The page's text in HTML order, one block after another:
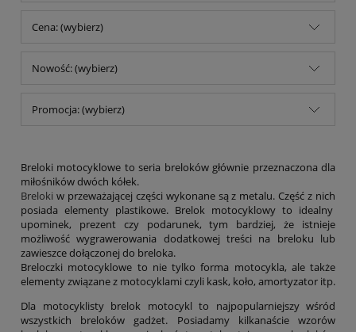
pqi
rodar.pl
Stedman
Trodat
Trophee
Tryumf
Typograf
UNI-1
Wagraf
Waterman
Cena: (wybierz)
Nowość: (wybierz)
Promocja: (wybierz)
Breloki motocyklowe to seria breloków głównie przeznaczona dla
miłośników dwóch kółek.
Breloki w przeważającej części wykonane są z metalu. Część z nich
posiada elementy plastikowe. Brelok motocyklowy to idealny
upominek, prezent czy podarunek, tym bardziej, że istnieje
możliwość wygrawerowania dodatkowej treści na breloku lub
zawieszce dołączonej do breloka.
Breloczki motocyklowe to nie tylko forma motocykla, ale także
elementy związane z motocyklami czyli kask, koło, amortyzator itp.
Dla motocyklisty brelok motocykl to najpopularniejszy wśród
wszystkich breloków gadżet. Posiadamy kilkanaście wzorów